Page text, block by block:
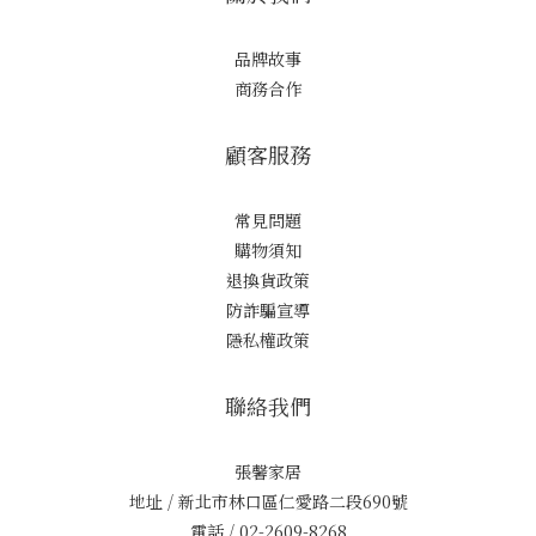
品牌故事
商務合作
顧客服務
常見問題
購物須知
退換貨政策
防詐騙宣導
隱私權政策
聯絡我們
張馨家居
地址 / 新北市林口區仁愛路二段690號
電話 / 02-2609-8268